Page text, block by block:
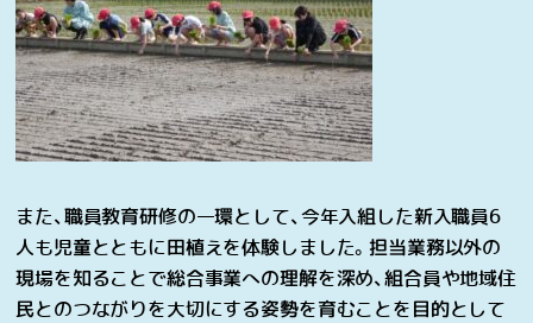
また、職員教育研修の一環として、今年入組した新入職員6
人も児童とともに田植えを体験しました。担当業務以外の
現場を知ることで総合事業への理解を深め、組合員や地域住
民とのつながりを大切にする姿勢を育むことを目的として